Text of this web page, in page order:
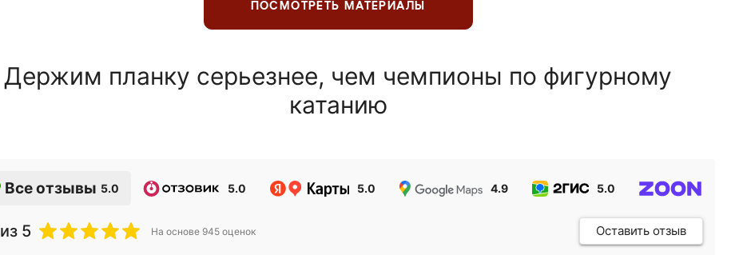
ПОСМОТРЕТЬ МАТЕРИАЛЫ
Держим планку серьезнее, чем чемпионы по фигурному
катанию
Все отзывы 5.0 5.0 5.0 4.9 5.0
из 5 На основе 945 оценок Оставить отзыв